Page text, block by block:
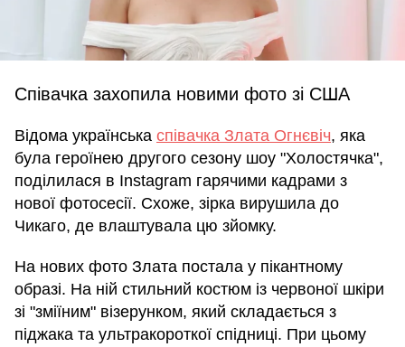
Співачка захопила новими фото зі США
Відома українська співачка Злата Огнєвіч, яка
була героїнею другого сезону шоу "Холостячка",
поділилася в Instagram гарячими кадрами з
нової фотосесії. Схоже, зірка вирушила до
Чикаго, де влаштувала цю зйомку.
На нових фото Злата постала у пікантному
образі. На ній стильний костюм із червоної шкіри
зі "зміїним" візерунком, який складається з
піджака та ультракороткої спідниці. При цьому